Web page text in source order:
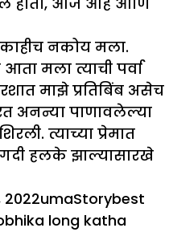
नकोय मला.
मला त्याची पर्वा
माझे प्रतिबिंब असेच
अनन्या पाणावलेल्या
त्याच्या प्रेमात
हलके झाल्यासारखे
Author
umaCategories
StoryTags
best
long katha